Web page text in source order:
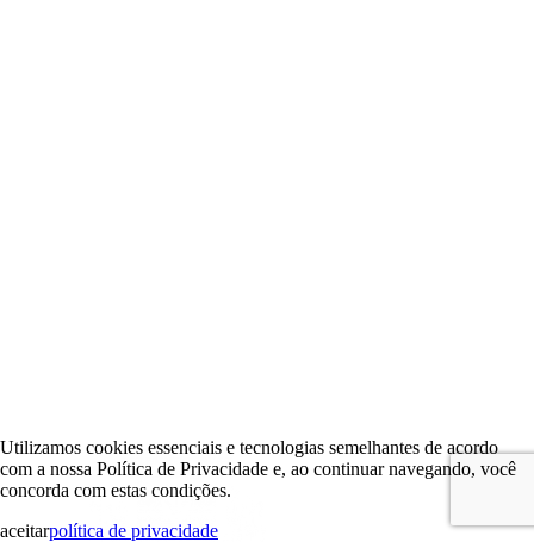
Utilizamos cookies essenciais e tecnologias semelhantes de acordo
com a nossa Política de Privacidade e, ao continuar navegando, você
concorda com estas condições.
aceitarpolítica de privacidade